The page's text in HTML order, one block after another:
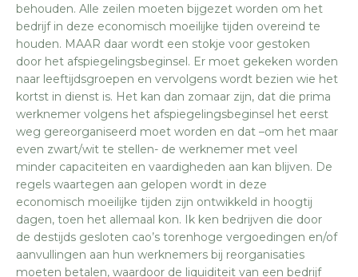
behouden. Alle zeilen moeten bijgezet worden om het
bedrijf in deze economisch moeilijke tijden overeind te
houden. MAAR daar wordt een stokje voor gestoken
door het afspiegelingsbeginsel. Er moet gekeken worden
naar leeftijdsgroepen en vervolgens wordt bezien wie het
kortst in dienst is. Het kan dan zomaar zijn, dat die prima
werknemer volgens het afspiegelingsbeginsel het eerst
weg gereorganiseerd moet worden en dat –om het maar
even zwart/wit te stellen- de werknemer met veel
minder capaciteiten en vaardigheden aan kan blijven. De
regels waartegen aan gelopen wordt in deze
economisch moeilijke tijden zijn ontwikkeld in hoogtij
dagen, toen het allemaal kon. Ik ken bedrijven die door
de destijds gesloten cao’s torenhoge vergoedingen en/of
aanvullingen aan hun werknemers bij reorganisaties
moeten betalen, waardoor de liquiditeit van een bedrijf